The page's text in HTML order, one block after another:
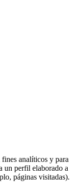
analíticos y para
un perfil elaborado a
páginas visitadas).